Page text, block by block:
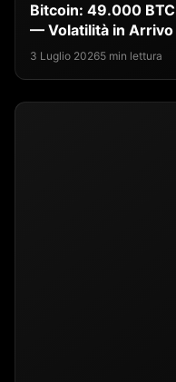
Bitcoin: 49.000
— Volatilità in Arrivo
3 Luglio 20265 min lettura